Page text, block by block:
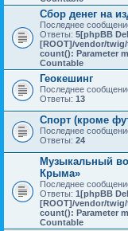
Сбор денег на
Последнее
Ответы: 5[phpBB
[ROOT]/vendor/
count(): Parameter
Countable
Геокешинг
Последнее
Ответы: 13
Спорт (кроме
Последнее
Ответы: 24
Музыкальный
Крыма»
Последнее
Ответы: 1 [phpBB
[ROOT]/vendor/
count(): Parameter
Countable